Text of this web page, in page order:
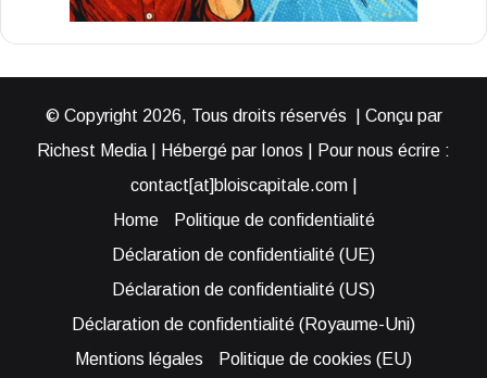
© Copyright 2026, Tous droits réservés | Conçu par
Richest Media | Hébergé par Ionos | Pour nous écrire :
contact[at]bloiscapitale.com |
Home
Politique de confidentialité
Déclaration de confidentialité (UE)
Déclaration de confidentialité (US)
Déclaration de confidentialité (Royaume-Uni)
Mentions légales
Politique de cookies (EU)